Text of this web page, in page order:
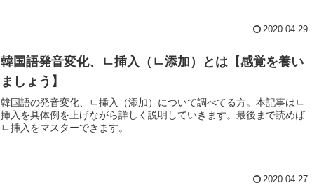
2020.04.29
韓国語発音変化、ㄴ挿入（ㄴ添加）とは【感覚を養い
ましょう】
韓国語の発音変化、ㄴ挿入（添加）について調べてる方。本記事はㄴ
挿入を具体例を上げながら詳しく説明していきます。最後まで読めば
ㄴ挿入をマスターできます。
2020.04.27